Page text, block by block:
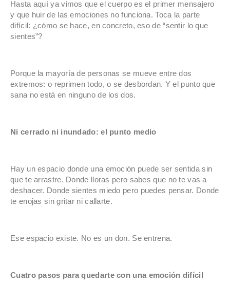
Hasta aquí ya vimos que el cuerpo es el primer mensajero
y que huir de las emociones no funciona. Toca la parte
difícil: ¿cómo se hace, en concreto, eso de “sentir lo que
sientes”?
Porque la mayoría de personas se mueve entre dos
extremos: o reprimen todo, o se desbordan. Y el punto que
sana no está en ninguno de los dos.
Ni cerrado ni inundado: el punto medio
Hay un espacio donde una emoción puede ser sentida sin
que te arrastre. Donde lloras pero sabes que no te vas a
deshacer. Donde sientes miedo pero puedes pensar. Donde
te enojas sin gritar ni callarte.
Ese espacio existe. No es un don. Se entrena.
Cuatro pasos para quedarte con una emoción difícil